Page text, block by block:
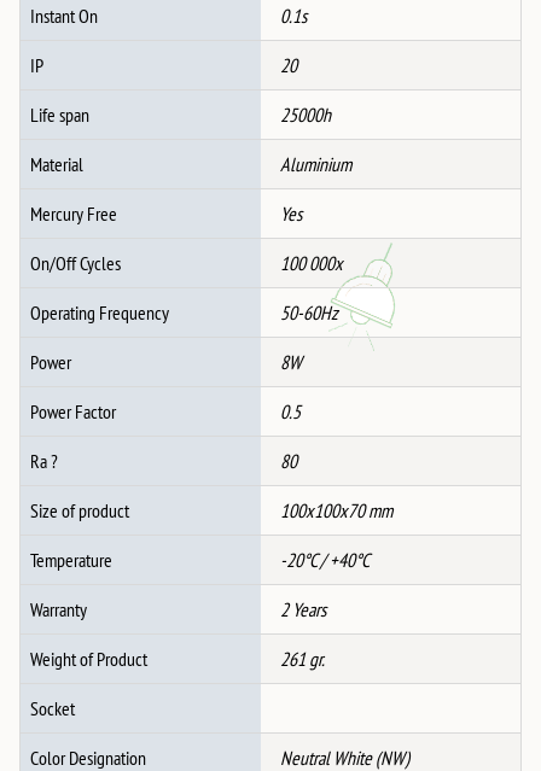
Instant On 0.1s
IP 20
Life span 25000h
Material Aluminium
Mercury Free Yes
On/Off Cycles 100 000x
Operating Frequency 50-60Hz
Power 8W
Power Factor 0.5
Ra ? 80
Size of product 100x100x70 mm
Temperature -20°C / +40°C
Warranty 2 Years
Weight of Product 261 gr.
Socket
Color Designation Neutral White (NW)